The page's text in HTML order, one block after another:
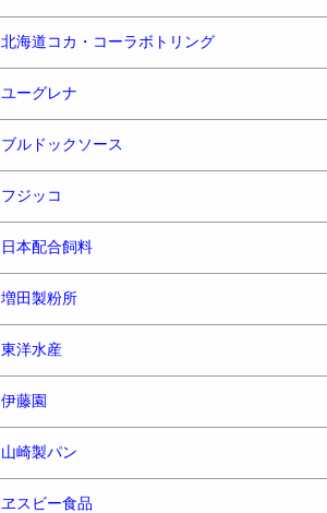
北海道コカ・コーラボトリング
ユーグレナ
ブルドックソース
フジッコ
日本配合飼料
増田製粉所
東洋水産
伊藤園
山崎製パン
ヱスビー食品